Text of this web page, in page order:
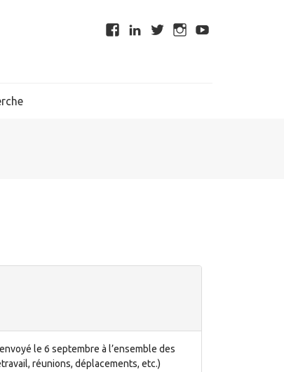
envoyé le 6 septembre à l’ensemble des
réunions, déplacements, etc.)